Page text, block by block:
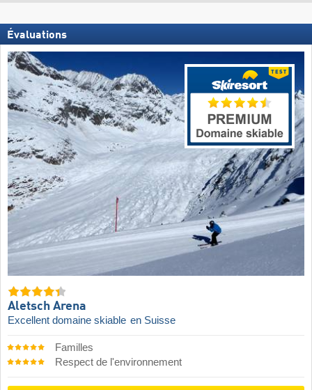
Évaluations
Aletsch Arena
Excellent domaine skiable en Suisse
Familles
Respect de l'environnement